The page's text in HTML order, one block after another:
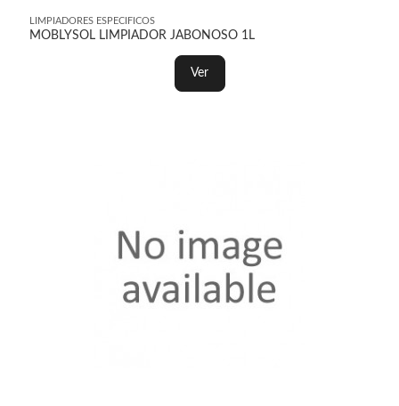
LIMPIADORES ESPECIFICOS
MOBLYSOL LIMPIADOR JABONOSO 1L
Ver